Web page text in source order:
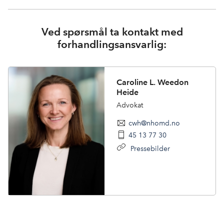
Ved spørsmål ta kontakt med
forhandlingsansvarlig:
Caroline L. Weedon
Heide
Advokat
cwh@nhomd.no
45 13 77 30
Pressebilder